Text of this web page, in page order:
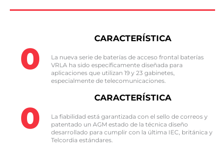
CARACTERÍSTICA
La nueva serie de baterías de acceso frontal baterías
VRLA ha sido específicamente diseñada para
aplicaciones que utilizan 19 y 23 gabinetes,
especialmente de telecomunicaciones.​
0
CARACTERÍSTICA
La fiabilidad está garantizada con el sello de correos y
patentado un AGM estado de la técnica diseño
desarrollado para cumplir con la última IEC, británica y
Telcordia estándares.​
0